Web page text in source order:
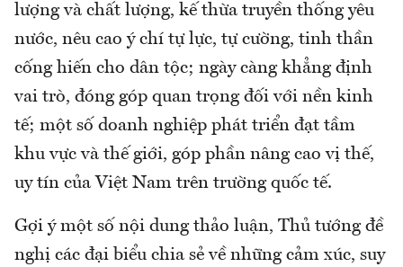
lượng và chất lượng, kế thừa truyền thống yêu
nước, nêu cao ý chí tự lực, tự cường, tinh thần
cống hiến cho dân tộc; ngày càng khẳng định
vai trò, đóng góp quan trọng đối với nền kinh
tế; một số doanh nghiệp phát triển đạt tầm
khu vực và thế giới, góp phần nâng cao vị thế,
uy tín của Việt Nam trên trường quốc tế.
Gợi ý một số nội dung thảo luận, Thủ tướng đề
nghị các đại biểu chia sẻ về những cảm xúc, suy